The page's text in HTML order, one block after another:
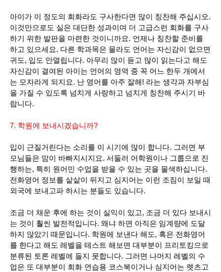
아이가 이 정도의 회화라도 구사한다면 많이 칭찬해 주십시오.
이것만으로도 실은 대단한 성과이며 더 고급스런 회화를 구사
하기 위한 발판을 마련한 것이니까요. 언제나 칭찬할 준비를
하고 있으세요. 다른 학과목은 몰라도 언어는 자신감이 없으면
귀도, 입도 안열립니다. 아무리 많이 듣고 많이 읽는다고 해도
자신감이 결여된 아이는 언어의 영역 중 꼭 어느 한두 개에서
는 모자라게 되지요. 난 영어를 아주 잘해! 라는 생각과 자부심
을 가질 수 있도록 넘치게 사랑하고 넘치게 칭찬해 주시기 바
랍니다.
7. 학원에 보내시겠습니까?
입이 근질거린다는 소리를 이 시기에 많이 합니다. 그러면 부
모님들은 맘이 바빠지시지요. 서둘러 어학원이나 그룹으로 진
행하는, 특히 원어민 수업을 받을 수 있는 곳을 물색하십니다.
전화영어 정보를 샅샅이 뒤지고 심지어는 이런 조짐이 보일 때
외국에 보내고파 하시는 분들도 있습니다.
조금 더 채운 후에 하는 것이 실익이 있고, 조금 더 있다 보내시
는 것이 훨씬 발전적입니다. 왜냐 하면 아직은 임계량에 도달
하지 않았기 때문입니다. 학원에 보낸다 해도, 혹은 전화영어
를 한다고 해도 레벨을 테스트 해보면 대부분이 프리토킹으로
분류된 토론 레벨에 들지 못합니다. 그러면 나머지 레벨의 수
업은 또 대부분이 회화 연습용 코스북이거나 심지어는 렛츠고